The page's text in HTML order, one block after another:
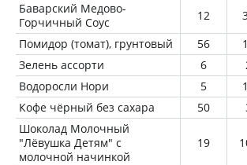
Баварский Медово-
Горчичный Соус
12
Помидор (томат), грунтовый
56
Зелень ассорти
6
Водоросли Нори
5
Кофе чёрный без сахара
50
Шоколад Молочный
"Лёвушка Детям" с
молочной начинкой
19